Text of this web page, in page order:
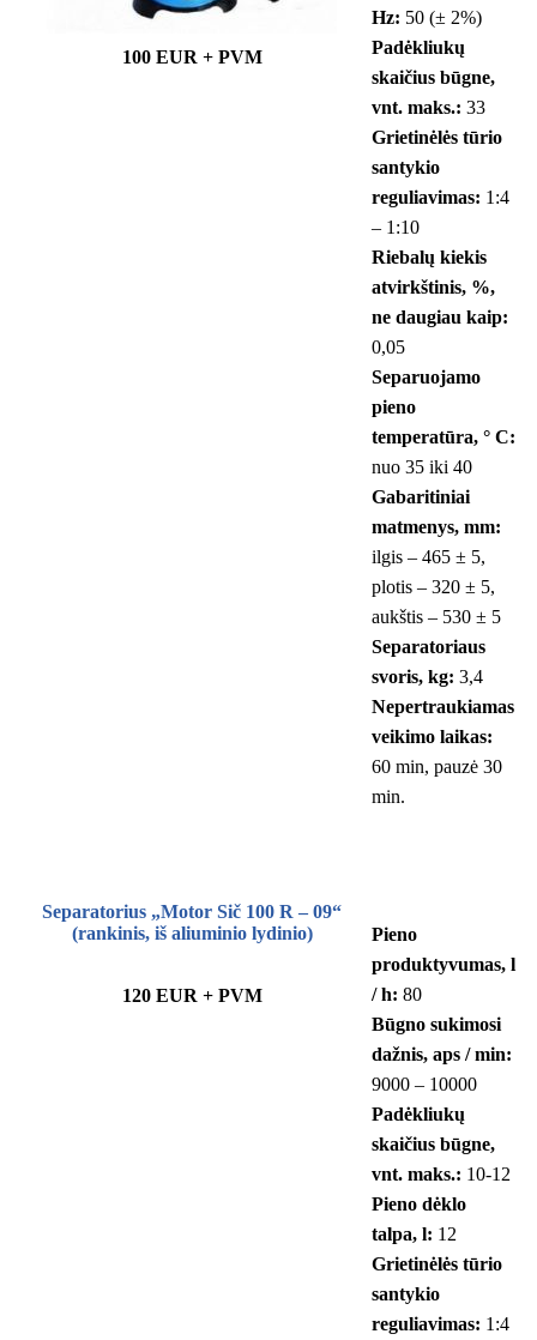
100 EUR + PVM
Hz: 50 (± 2%)
Padėkliukų
skaičius būgne,
vnt. maks.: 33
Grietinėlės tūrio
santykio
reguliavimas: 1:4
– 1:10
Riebalų kiekis
atvirkštinis, %,
ne daugiau kaip:
0,05
Separuojamo
pieno
temperatūra, ° С:
nuo 35 iki 40
Gabaritiniai
matmenys, mm:
ilgis – 465 ± 5,
plotis – 320 ± 5,
aukštis – 530 ± 5
Separatoriaus
svoris, kg: 3,4
Nepertraukiamas
veikimo laikas:
60 min, pauzė 30
min.
Separatorius „Motor Sič 100 R – 09“
(rankinis, iš aliuminio lydinio)
120 EUR + PVM
Pieno
produktyvumas, l
/ h: 80
Būgno sukimosi
dažnis, aps / min:
9000 – 10000
Padėkliukų
skaičius būgne,
vnt. maks.: 10-12
Pieno dėklo
talpa, l: 12
Grietinėlės tūrio
santykio
reguliavimas: 1:4